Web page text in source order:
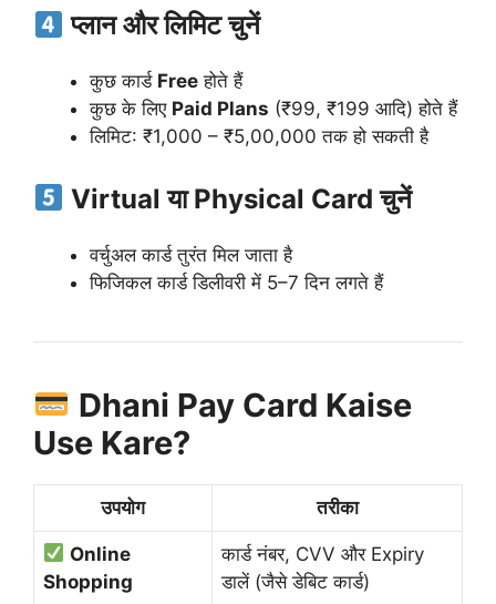
प्लान और लिमिट चुनें
कुछ कार्ड Free होते हैं
कुछ के लिए Paid Plans (₹99, ₹199 आदि) होते हैं
लिमिट: ₹1,000 – ₹5,00,000 तक हो सकती है
Virtual या Physical Card चुनें
वर्चुअल कार्ड तुरंत मिल जाता है
फिजिकल कार्ड डिलीवरी में 5–7 दिन लगते हैं
Dhani Pay Card Kaise
Use Kare?
उपयोग तरीका
Online
Shopping
कार्ड नंबर, CVV और Expiry
डालें (जैसे डेबिट कार्ड)